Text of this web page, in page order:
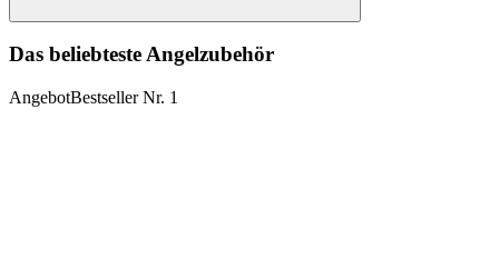
Suchen
Das beliebteste Angelzubehör
AngebotBestseller Nr. 1